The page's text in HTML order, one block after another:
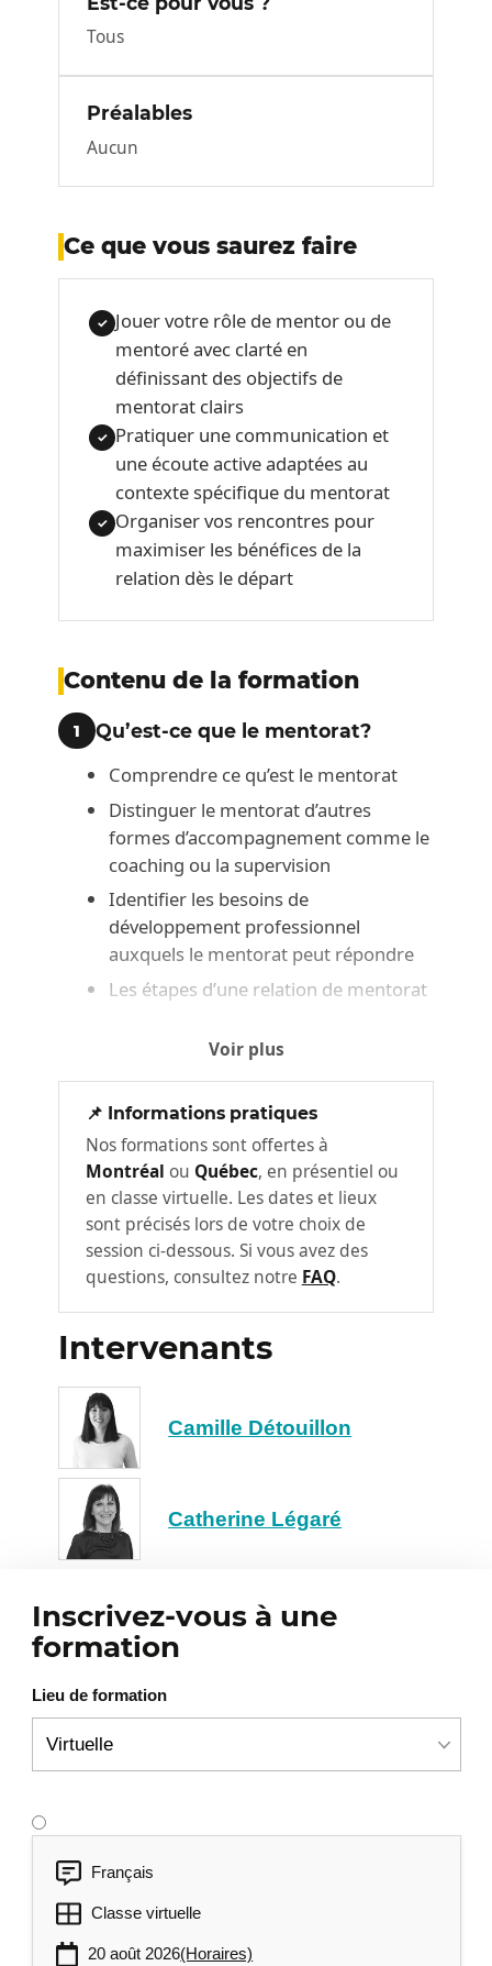
Tous
Préalables
Aucun
Ce que vous saurez faire
✓ Jouer votre rôle de mentor ou de
mentoré avec clarté en
définissant des objectifs de
mentorat clairs
✓ Pratiquer une communication et
une écoute active adaptées au
contexte spécifique du mentorat
✓ Organiser vos rencontres pour
maximiser les bénéfices de la
relation dès le départ
Contenu de la formation
1 Qu’est-ce que le mentorat?
Comprendre ce qu’est le mentorat
Distinguer le mentorat d’autres
formes d’accompagnement comme le
coaching ou la supervision
Identifier les besoins de
développement professionnel
auxquels le mentorat peut répondre
Les étapes d’une relation de mentorat
Votre rôle dans la relation de
Les rôles du mentor
Les rôles du mentoré
Définir ses objectifs de mentorat: 2
méthodes
Les compétences clés des
mentors
La communication en mentorat
L’écoute active
4 Organiser son mentorat
Organiser la logistique des rencontres
Surmonter les défis en mentorat
Préparer vos premières rencontres de
Voir plus
📌 Informations pratiques
Nos formations sont offertes à
Montréal ou Québec, en présentiel ou
en classe virtuelle. Les dates et lieux
sont précisés lors de votre choix de
session ci-dessous. Si vous avez des
questions, consultez notre FAQ.
Intervenants
Camille Détouillon
Catherine Légaré
Inscrivez-vous à une
formation
Lieu de formation
Français
Classe virtuelle
20 août 2026(Horaires)